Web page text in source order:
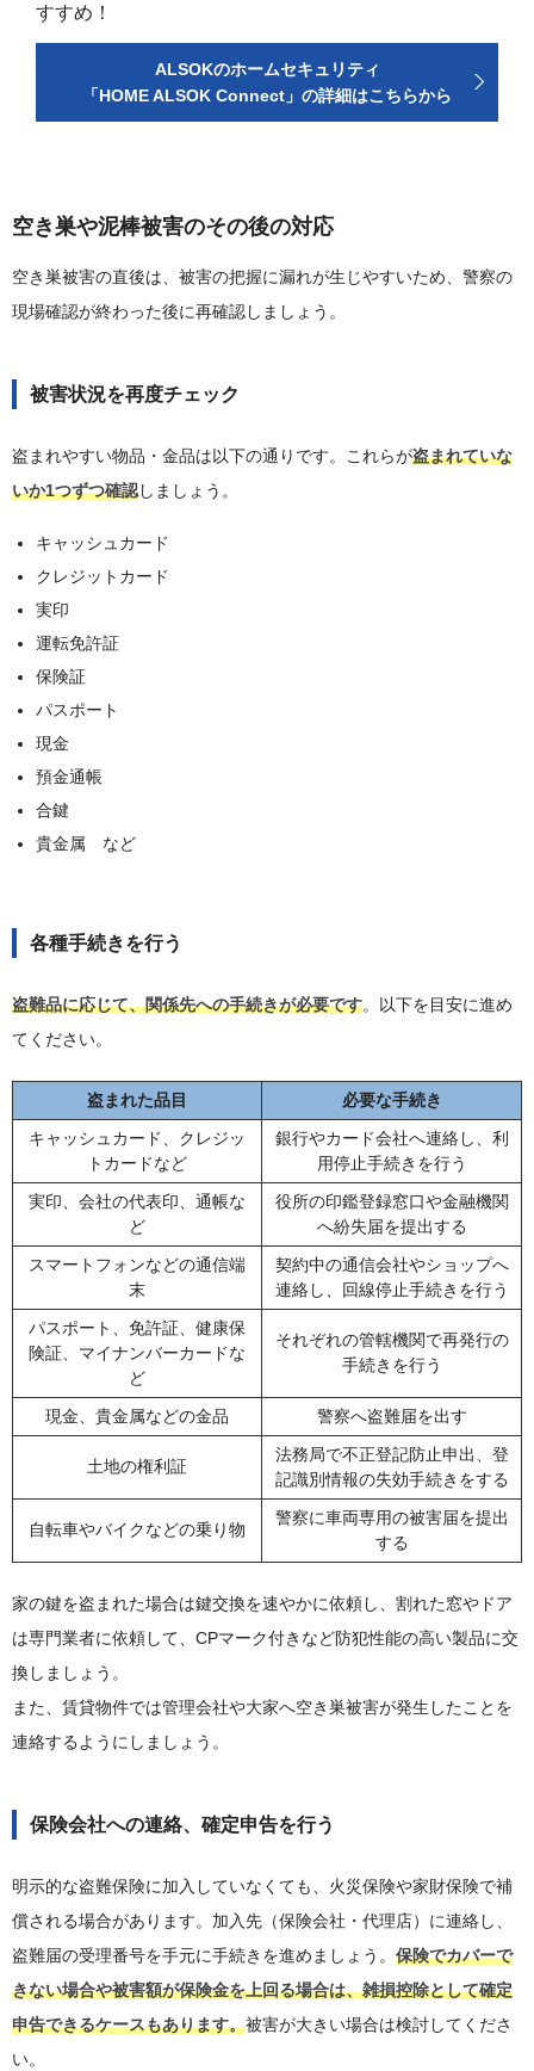
すすめ！
ALSOKのホームセキュリティ
「HOME ALSOK Connect」の詳細はこちらから
空き巣や泥棒被害のその後の対応
空き巣被害の直後は、被害の把握に漏れが生じやすいため、警察の
現場確認が終わった後に再確認しましょう。
被害状況を再度チェック
盗まれやすい物品・金品は以下の通りです。これらが盗まれていな
いか1つずつ確認しましょう。
キャッシュカード
クレジットカード
実印
運転免許証
保険証
パスポート
現金
預金通帳
合鍵
貴金属 など
各種手続きを行う
盗難品に応じて、関係先への手続きが必要です。以下を目安に進め
てください。
盗まれた品目
必要な手続き
キャッシュカード、クレジッ
トカードなど
銀行やカード会社へ連絡し、利
用停止手続きを行う
実印、会社の代表印、通帳な
ど
役所の印鑑登録窓口や金融機関
へ紛失届を提出する
スマートフォンなどの通信端
末
契約中の通信会社やショップへ
連絡し、回線停止手続きを行う
パスポート、免許証、健康保
険証、マイナンバーカードな
ど
それぞれの管轄機関で再発行の
手続きを行う
現金、貴金属などの金品 警察へ盗難届を出す
土地の権利証
法務局で不正登記防止申出、登
記識別情報の失効手続きをする
自転車やバイクなどの乗り物
警察に車両専用の被害届を提出
する
家の鍵を盗まれた場合は鍵交換を速やかに依頼し、割れた窓やドア
は専門業者に依頼して、CPマーク付きなど防犯性能の高い製品に交
換しましょう。
また、賃貸物件では管理会社や大家へ空き巣被害が発生したことを
連絡するようにしましょう。
保険会社への連絡、確定申告を行う
明示的な盗難保険に加入していなくても、火災保険や家財保険で補
償される場合があります。加入先（保険会社・代理店）に連絡し、
盗難届の受理番号を手元に手続きを進めましょう。 保険でカバーで
きない場合や被害額が保険金を上回る場合は、雑損控除として確定
申告できるケースもあります。被害が大きい場合は検討してくださ
い。